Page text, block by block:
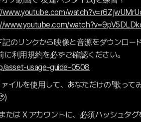
www.youtube.com/
のリンクから映像と音源をダウンロー
利用規約を必ずご確認ください。
asset-usage-guide-0508
イルを使用して、あなただけの「歌って
たは X アカウントに、必須ハッシュタ